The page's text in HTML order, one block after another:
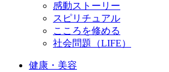
感動ストーリー
スピリチュアル
こころを修める
社会問題（LIFE）
健康・美容